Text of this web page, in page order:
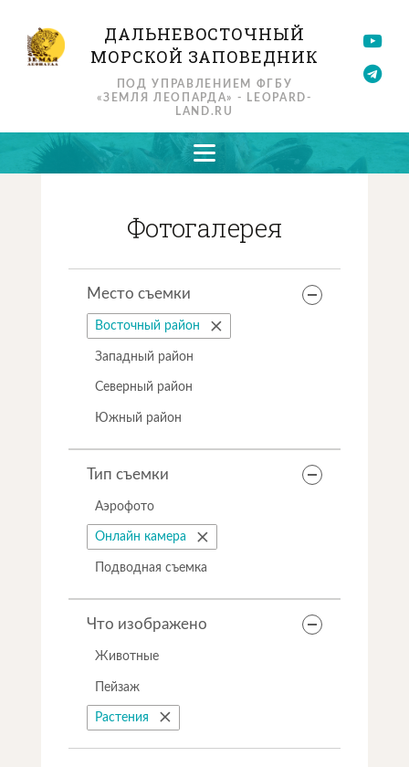
ДАЛЬНЕВОСТОЧНЫЙ
МОРСКОЙ ЗАПОВЕДНИК
ПОД УПРАВЛЕНИЕМ ФГБУ
«ЗЕМЛЯ ЛЕОПАРДА» - LEOPARD-
LAND.RU
Фотогалерея
Место съемки
Восточный район
Западный район
Северный район
Южный район
Тип съемки
Аэрофото
Онлайн камера
Подводная съемка
Что изображено
Животные
Пейзаж
Растения